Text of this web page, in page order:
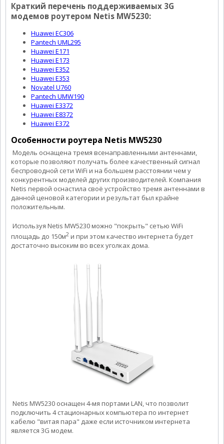
Краткий перечень поддерживаемых 3G
модемов роутером Netis MW5230:
Huawei EC306
Pantech UML295
Huawei E171
Huawei E173
Huawei E352
Huawei E353
Novatel U760
Pantech UMW190
Huawei E3372
Huawei E8372
Huawei E372
Особенности роутера Netis MW5230
Модель оснащена тремя всенаправленными антеннами,
которые позволяют получать более качественный сигнал
беспроводной сети WiFi и на большем расстоянии чем у
конкурентных моделей других производителей. Компания
Netis первой оснастила своё устройство тремя антеннами в
данной ценовой категории и результат был крайне
положительным.
Используя Netis MW5230 можно "покрыть" сетью WiFi
площадь до 150м2 и при этом качество интернета будет
достаточно высоким во всех уголках дома.
Netis MW5230 оснащен 4-мя портами LAN, что позволит
подключить 4 стационарных компьютера по интернет
кабелю "витая пара" даже если источником интернета
является 3G модем.